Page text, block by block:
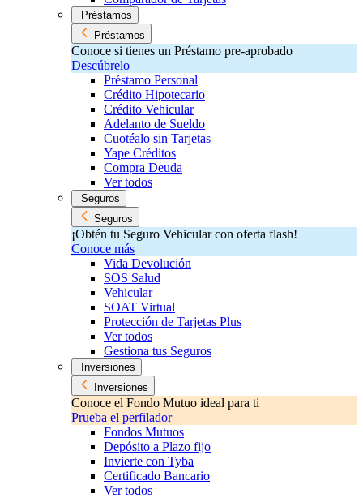
Préstamos
Préstamos
Conoce si tienes un Préstamo pre-aprobado
Descúbrelo
Préstamo Personal
Crédito Hipotecario
Crédito Vehicular
Adelanto de Sueldo
Cuotéalo sin Tarjetas
Yape Créditos
Compra Deuda
Ver todos
Seguros
Seguros
¡Obtén tu Seguro Vehicular con oferta flash!
Conoce más
Vida Devolución
SOS Salud
Vehicular
SOAT Virtual
Protección de Tarjetas Plus
Ver todos
Gestiona tus Seguros
Inversiones
Inversiones
Conoce el Fondo Mutuo ideal para ti
Prueba el perfilador
Fondos Mutuos
Depósito a Plazo fijo
Invierte con Tyba
Certificado Bancario
Ver todos